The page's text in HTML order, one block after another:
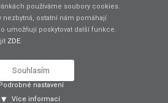
12 840,00 Kčbez DPH
Porovnat
používáme soubory cookies.
ostatní nám pomáhají
umožňují poskytovat další funkce.
ZDE.
Souhlasím
nastavení
Více informací